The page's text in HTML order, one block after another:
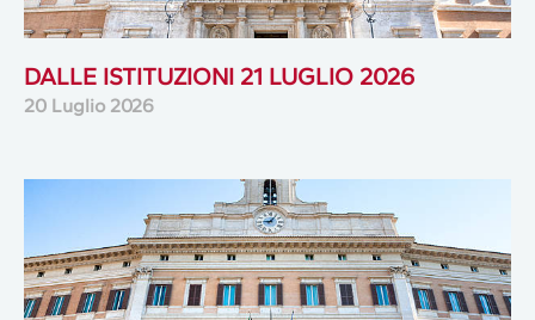
DALLE ISTITUZIONI 21 LUGLIO 2026
20 Luglio 2026